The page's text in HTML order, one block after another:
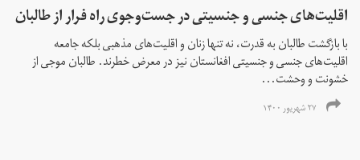
اقلیت‌های جنسی و جنسیتی در جست‌و‌جوی راه فرار از طالبان
با بازگشت طالبان به قدرت، نه تنها زنان و اقلیت‌های مذهبی بلکه جامعه
اقلیت‌های جنسی و جنسیتی افغانستان نیز در معرض خطرند. طالبان موجی از
خشونت و وحشت...
۲۷ شهریور ۱۴۰۰